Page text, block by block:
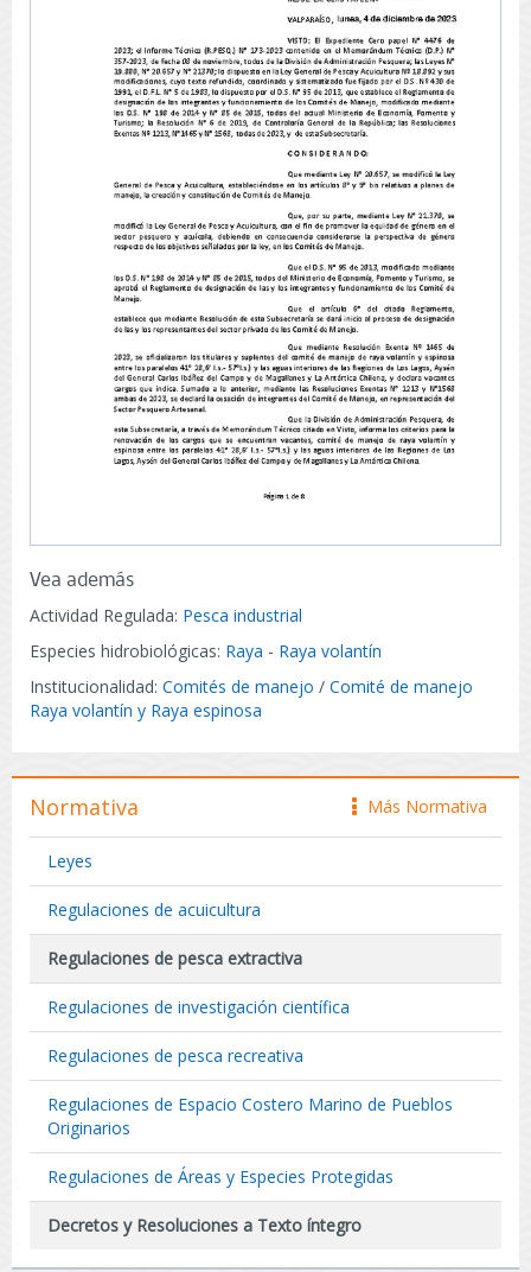
Vea además
Actividad Regulada: Pesca industrial
Especies hidrobiológicas: Raya - Raya volantín
Institucionalidad: Comités de manejo / Comité de manejo
Raya volantín y Raya espinosa
icono
Más Normativa
Normativa
Leyes
Regulaciones de acuicultura
Regulaciones de pesca extractiva
Regulaciones de investigación científica
Regulaciones de pesca recreativa
Regulaciones de Espacio Costero Marino de Pueblos
Originarios
Regulaciones de Áreas y Especies Protegidas
Decretos y Resoluciones a Texto íntegro